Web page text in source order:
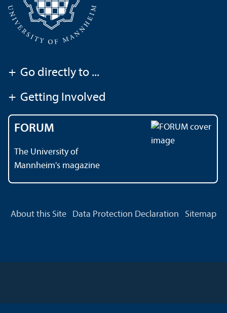
+ Go directly to ...
+ Getting Involved
FORUM
The University of
Mannheim's magazine
About this Site Data Protection Declaration Sitemap